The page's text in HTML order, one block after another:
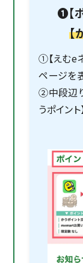
❶【
【
①【えむe
ページを
②中段辺り
うポイン